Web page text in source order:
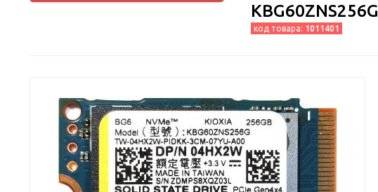
KBG60ZNS256G
код товара: 1011401